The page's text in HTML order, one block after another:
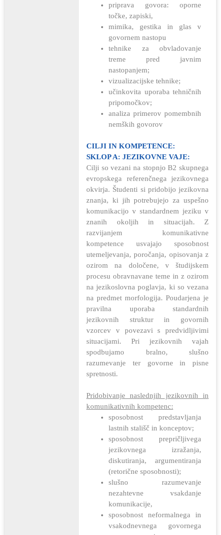
priprava govora: oporne
točke, zapiski,
mimika, gestika in glas v
govornem nastopu
tehnike za obvladovanje
treme pred javnim
nastopanjem;
vizualizacijske tehnike;
učinkovita uporaba tehničnih
pripomočkov;
analiza primerov pomembnih
nemških govorov
CILJI IN KOMPETENCE:
SKLOP A: JEZIKOVNE VAJE:
Cilji so vezani na stopnjo B2 skupnega
evropskega referenčnega jezikovnega
okvirja. Študenti si pridobijo jezikovna
znanja, ki jih potrebujejo za uspešno
komunikacijo v standardnem jeziku v
znanih okoljih in situacijah. Z
razvijanjem komunikativne
kompetence usvajajo sposobnost
utemeljevanja, poročanja, opisovanja z
ozirom na določene, v študijskem
procesu obravnavane teme in z ozirom
na jezikoslovna poglavja, ki so vezana
na predmet morfologija. Poudarjena je
pravilna uporaba standardnih
jezikovnih struktur in govornih
vzorcev v povezavi s predvidljivimi
situacijami. Pri jezikovnih vajah
spodbujamo bralno, slušno
razumevanje ter govorne in pisne
spretnosti.
Pridobivanje naslednjih jezikovnih in
komunikativnih kompetenc:
sposobnost predstavljanja
lastnih stališč in konceptov;
sposobnost prepričljivega
jezikovnega izražanja,
diskutiranja, argumentiranja
(retorične sposobnosti);
slušno razumevanje
nezahtevne vsakdanje
komunikacije,
sposobnost neformalnega in
vsakodnevnega govornega